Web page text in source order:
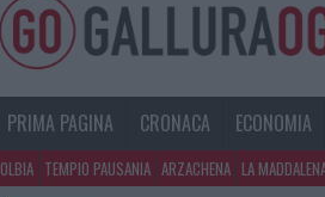
PRIMA PAGINA CRONACA ECONOMIA
OLBIA TEMPIO PAUSANIA ARZACHENA LA